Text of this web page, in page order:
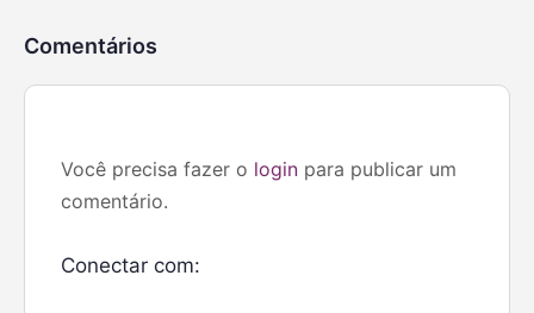
Comentários
Você precisa fazer o login para publicar um
comentário.
Conectar com: